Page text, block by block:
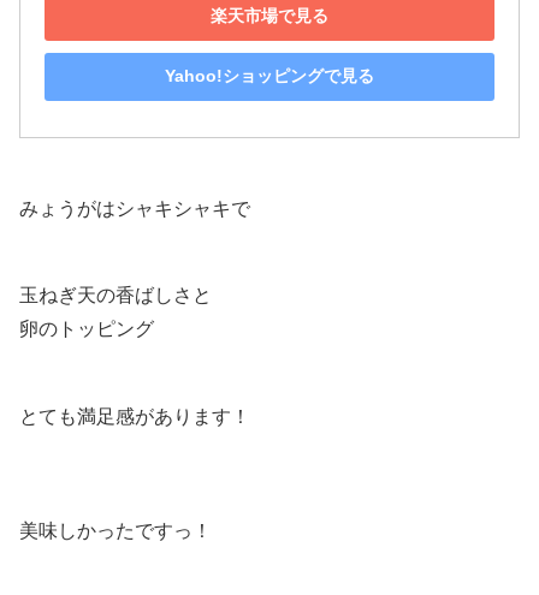
楽天市場で見る
Yahoo!ショッピングで見る
みょうがはシャキシャキで
玉ねぎ天の香ばしさと
卵のトッピング
とても満足感があります！
美味しかったですっ！